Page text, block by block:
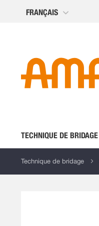
Allez
FRANÇAIS
TECHNIQUE DE BRIDAGE
Technique de bridage